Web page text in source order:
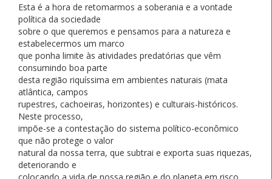
Esta é a hora de retomarmos a soberania e a vontade
política da sociedade
sobre o que queremos e pensamos para a natureza e
estabelecermos um marco
que ponha limite às atividades predatórias que vêm
consumindo boa parte
desta região riquíssima em ambientes naturais (mata
atlântica, campos
rupestres, cachoeiras, horizontes) e culturais-históricos.
Neste processo,
impõe-se a contestação do sistema político-econômico
que não protege o valor
natural da nossa terra, que subtrai e exporta suas riquezas,
deteriorando e